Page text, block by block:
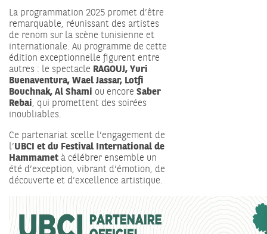
La programmation 2025 promet d’être
remarquable, réunissant des artistes
de renom sur la scène tunisienne et
internationale. Au programme de cette
édition exceptionnelle figurent entre
autres : le spectacle RAGOUJ, Yuri
Buenaventura, Wael Jassar, Lotfi
Bouchnak, Al Shami ou encore Saber
Rebai, qui promettent des soirées
inoubliables.
Ce partenariat scelle l’engagement de
l’UBCI et du Festival International de
Hammamet à célébrer ensemble un
été d’exception, vibrant d’émotion, de
découverte et d’excellence artistique.